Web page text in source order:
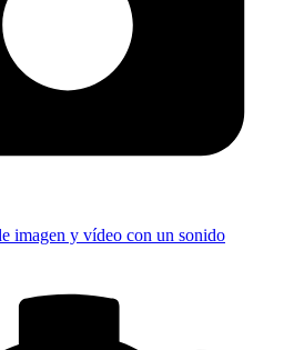
imagen y vídeo con un sonido